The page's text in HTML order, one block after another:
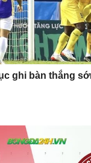
ghi bàn thắng